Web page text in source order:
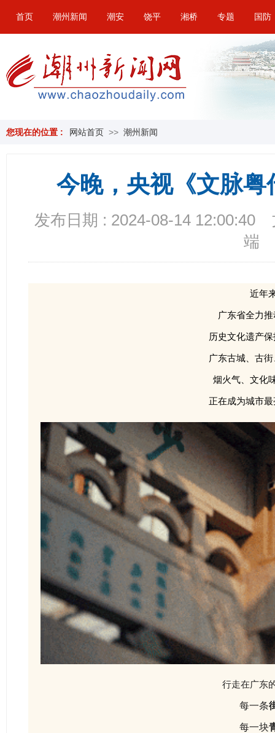
首页 潮州新闻 潮安 饶平 湘桥 专题 国防
您现在的位置 : 网站首页 >> 潮州新闻
今晚，央视《文脉
发布日期 : 2024-08-14 12:00:40
端
近年
广东省全力
历史文化遗产
广东古城、古
烟火气、文化
正在成为城市
行走在广东
每一条
每一块